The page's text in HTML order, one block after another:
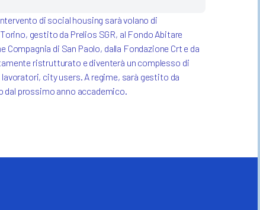
di social housing sarà volano di
gestito da Prelios SGR, al Fondo Abitare
di San Paolo, dalla Fondazione Crt e da
ristrutturato e diventerà un complesso di
city users. A regime, sarà gestito da
dal prossimo anno accademico.